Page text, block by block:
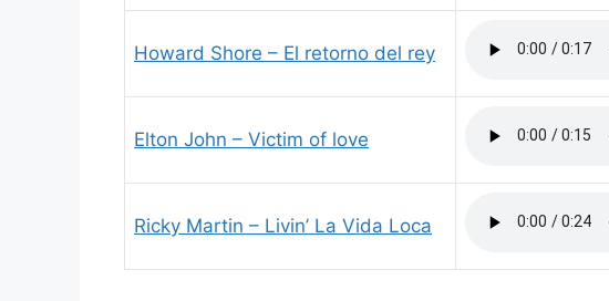
Howard Shore – El retorno del rey
Elton John – Victim of love
Ricky Martin – Livin’ La Vida Loca